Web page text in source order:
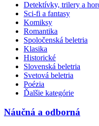
Detektívky, trilery a
Sci-fi a fantasy
Komiksy
Romantika
Spoločenská beletria
Klasika
Historické
Slovenská beletria
Svetová beletria
Poézia
Ďalšie kategórie
Náučná a odborná